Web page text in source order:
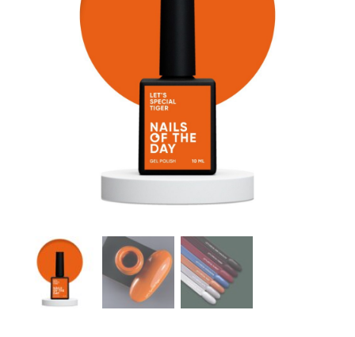
Kontakt
Kundenbewertungen